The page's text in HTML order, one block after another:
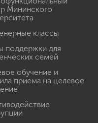
Мининского
классы
поддержки для
семей
обучение и
приема на целевое